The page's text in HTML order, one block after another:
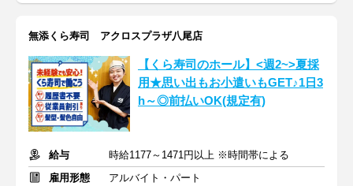
無添くら寿司 アクロスプラザ八尾店
【くら寿司のホール】<週2~>夏採
用★思い出もお小遣いもGET♪1日3
h～◎前払いOK(規定有)
給与
時給1177～1471円以上 ※時間帯による
雇用形態
アルバイト・パート